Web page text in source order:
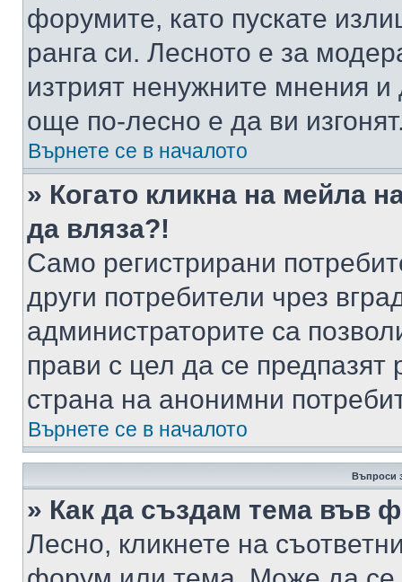
форумите, като пускате
ранга си. Лесното е за
изтрият ненужните мнения
още по-лесно е да ви
Върнете се в началото
» Когато кликна на мейла
да вляза?!
Само регистрирани
други потребители чрез
администраторите са
прави с цел да се предпазят
страна на анонимни
Върнете се в началото
Въпроси
» Как да създам тема във
Лесно, кликнете на